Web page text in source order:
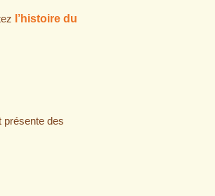
l’histoire du
présente des